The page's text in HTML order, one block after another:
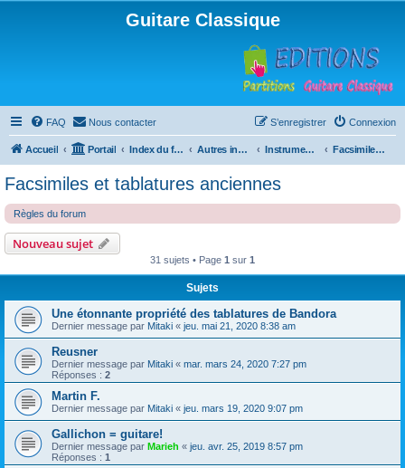
Guitare Classique
FAQ Nous contacter Connexion
S’enregistrer
Accueil Portail Index du forum Autres instruments à cordes pincées, ou styles Instruments anciens Facsimiles et tablatures anciennes
Facsimiles et tablatures anciennes
Règles du forum
Nouveau sujet
31 sujets • Page 1 sur 1
Sujets
Une étonnante propriété des tablatures de Bandora
Dernier message par Mitaki « jeu. mai 21, 2020 8:38 am
Reusner
Dernier message par Mitaki « mar. mars 24, 2020 7:27 pm
Réponses : 2
Martin F.
Dernier message par Mitaki « jeu. mars 19, 2020 9:07 pm
Gallichon = guitare!
Dernier message par Marieh « jeu. avr. 25, 2019 8:57 pm
Réponses : 1